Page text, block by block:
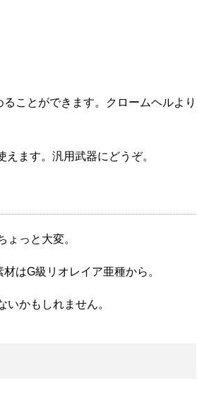
ことができます。クロームヘルより
ます。汎用武器にどうぞ。
っと大変。
はG級リオレイア亜種から。
かもしれません。